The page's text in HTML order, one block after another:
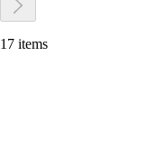
17 items